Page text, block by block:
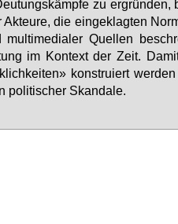
zu er­grün­den,
die ein­ge­klag­ten
Quel­len
im Kon­text der Zeit.
kon­stru­iert
po­li­ti­scher Skan­da­le.